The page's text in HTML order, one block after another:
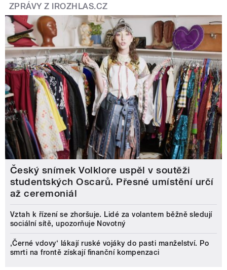
ZPRÁVY Z IROZHLAS.CZ
Český snímek Volklore uspěl v soutěži
studentských Oscarů. Přesné umístění určí
až ceremoniál
Vztah k řízení se zhoršuje. Lidé za volantem běžně sledují
sociální sítě, upozorňuje Novotný
‚Černé vdovy‘ lákají ruské vojáky do pasti manželství. Po
smrti na frontě získají finanční kompenzaci